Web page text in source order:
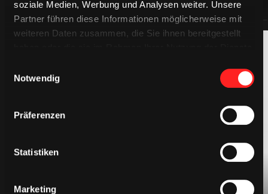
soziale Medien, Werbung und Analysen weiter. Unsere
Partner führen diese Informationen möglicherweise mit
weiteren Daten zusammen, die Sie ihnen bereitgestellt
Notwendig
Präferenzen
Statistiken
Marketing